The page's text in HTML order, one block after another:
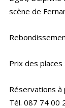
scène de
Prix des
Réservations à
Tél. 087 74 00